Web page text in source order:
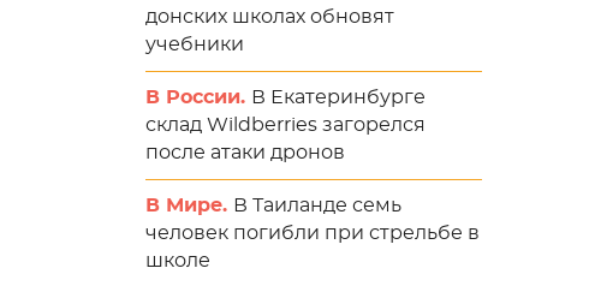
донских школах обновят
учебники
В России. В Екатеринбурге
склад Wildberries загорелся
после атаки дронов
В Мире. В Таиланде семь
человек погибли при стрельбе в
школе